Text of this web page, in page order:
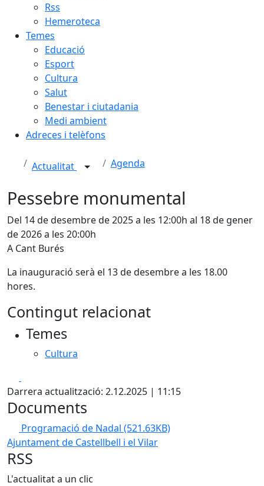
Rss
Hemeroteca
Temes
Educació
Esport
Cultura
Salut
Benestar i ciutadania
Medi ambient
Adreces i telèfons
Actualitat Agenda
Pessebre monumental
Del 14 de desembre de 2025 a les 12:00h al 18 de gener
de 2026 a les 20:00h
A Cant Burés
La inauguració serà el 13 de desembre a les 18.00
hores.
Contingut relacionat
Temes
Cultura
Darrera actualització: 2.12.2025 | 11:15
Documents
Programació de Nadal (521.63KB)
Ajuntament de Castellbell i el Vilar
RSS
L'actualitat a un clic